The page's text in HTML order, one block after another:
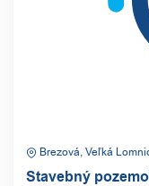
Brezová, Veľká
Stavebný